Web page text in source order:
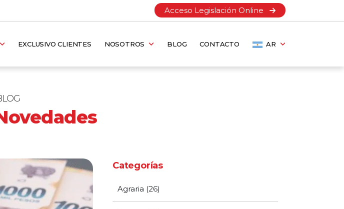
Acceso Legislación Online
EXCLUSIVO CLIENTES NOSOTROS BLOG CONTACTO AR
Categorías
Agraria (26)